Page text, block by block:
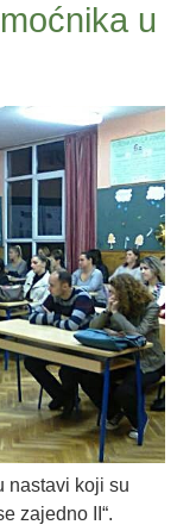
u
nastavi koji su
zajedno II“.